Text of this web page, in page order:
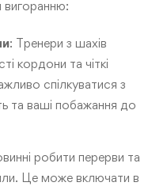
вигоранню:
: Тренери з шахів
кордони та чіткі
спілкуватися з
та ваші побажання до
робити перерви та
Це може включати в